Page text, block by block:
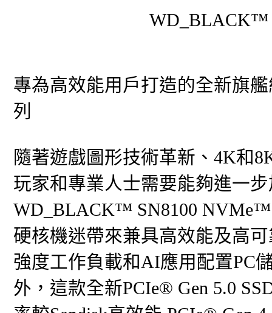
WD_BLACK™
專為高效能用戶打造的全新旗
列
隨著遊戲圖形技術革新、4K和
玩家和專業人士需要能夠進一
WD_BLACK™ SN8100 NVMe™
硬核機迷帶來兼具高效能及高
強度工作負載和AI應用配置PC
外，這款全新PCIe® Gen 5.0